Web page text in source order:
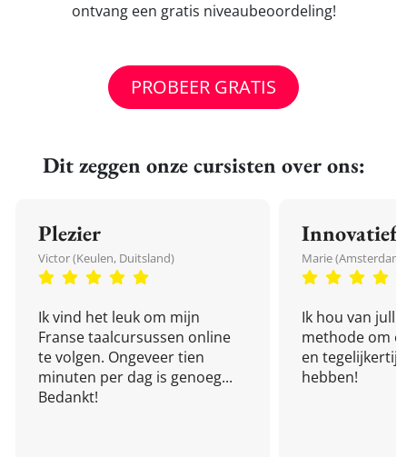
ontvang een gratis niveaubeoordeling!
PROBEER GRATIS
Dit zeggen onze cursisten over ons:
Plezier
Victor (Keulen, Duitsland)
Ik vind het leuk om mijn
Franse taalcursussen online
te volgen. Ongeveer tien
minuten per dag is genoeg...
Bedankt!
Innovatief
Marie
Ik hou van
methode om
en
hebben!